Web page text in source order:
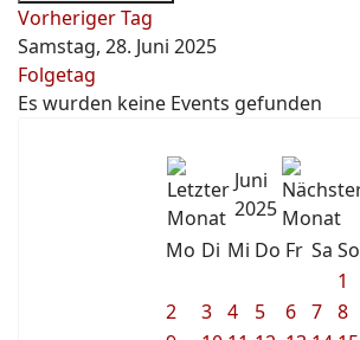
Vorheriger Tag
Samstag, 28. Juni 2025
Folgetag
Es wurden keine Events gefunden
Juni
2025
Mo Di Mi Do Fr Sa So
1
2
3 4 5 6 7 8